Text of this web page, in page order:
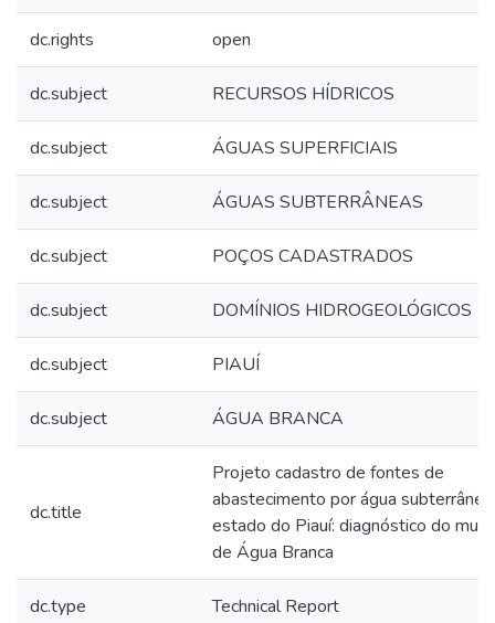
dc.rights open
dc.subject RECURSOS HÍDRICOS
dc.subject ÁGUAS SUPERFICIAIS
dc.subject ÁGUAS SUBTERRÂNEAS
dc.subject POÇOS CADASTRADOS
dc.subject DOMÍNIOS HIDROGEOLÓGICOS
dc.subject PIAUÍ
dc.subject ÁGUA BRANCA
dc.title
Projeto cadastro de fontes de
abastecimento por água subterrânea:
estado do Piauí: diagnóstico do
de Água Branca
dc.type Technical Report